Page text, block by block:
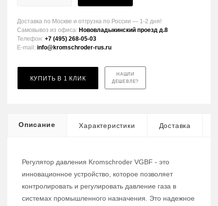
Доставка по Москве и отгрузка по России — 1-2 дня!
Самовывоз из офиса: Нововладыкинский проезд д.8
Телефон: +7 (495) 268-05-03
E-mail: info@kromschroder-rus.ru
КУПИТЬ В 1 КЛИК
НАШЛИ
ДЕШЕВЛЕ?
Описание Характеристики Доставка
Регулятор давления Kromschroder VGBF - это
инновационное устройство, которое позволяет
контролировать и регулировать давление газа в
системах промышленного назначения. Это надежное